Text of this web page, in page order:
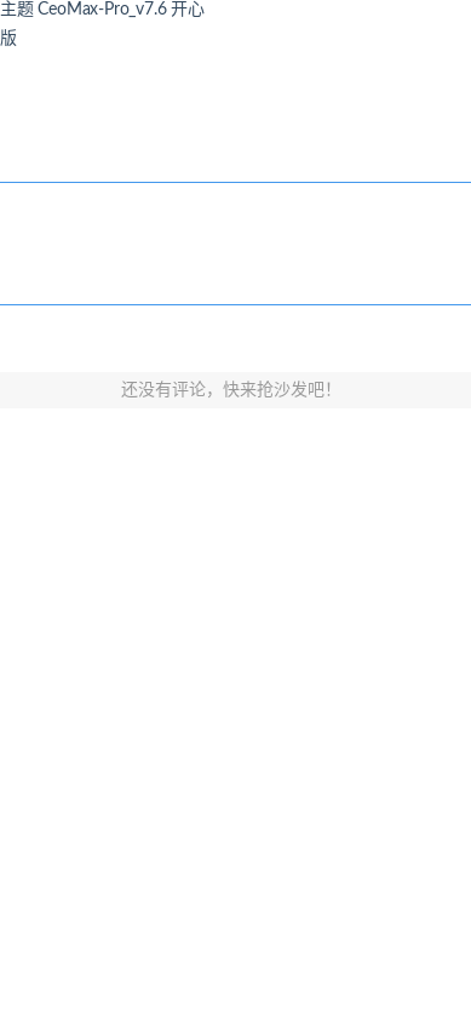
主题 CeoMax-Pro_v7.6 开心
版
还没有评论，快来抢沙发吧！